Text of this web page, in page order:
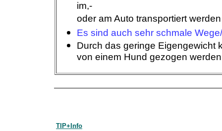
im,-
oder am Auto transportiert werden
Es sind auch sehr schmale
Durch das geringe Eigengewicht
von einem Hund gezogen
TIP+Info